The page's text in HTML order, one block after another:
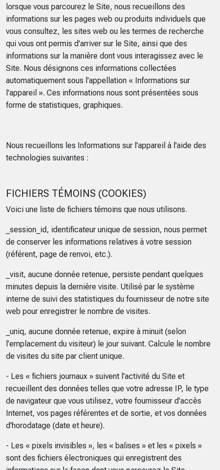
lorsque vous parcourez le Site, nous recueillons des
informations sur les pages web ou produits individuels que
vous consultez, les sites web ou les termes de recherche
qui vous ont permis d'arriver sur le Site, ainsi que des
informations sur la manière dont vous interagissez avec le
Site. Nous désignons ces informations collectées
automatiquement sous l'appellation « Informations sur
l'appareil ». Ces informations nous sont présentées sous
forme de statistiques, graphiques.
Nous recueillons les Informations sur l'appareil à l'aide des
technologies suivantes :
FICHIERS TÉMOINS (COOKIES)
Voici une liste de fichiers témoins que nous utilisons.
_session_id, identificateur unique de session, nous permet
de conserver les informations relatives à votre session
(référent, page de renvoi, etc.).
_visit, aucune donnée retenue, persiste pendant quelques
minutes depuis la dernière visite. Utilisé par le système
interne de suivi des statistiques du fournisseur de notre site
web pour enregistrer le nombre de visites.
_uniq, aucune donnée retenue, expire à minuit (selon
l’emplacement du visiteur) le jour suivant. Calcule le nombre
de visites du site par client unique.
- Les « fichiers journaux » suivent l'activité du Site et
recueillent des données telles que votre adresse IP, le type
de navigateur que vous utilisez, votre fournisseur d'accès
Internet, vos pages référentes et de sortie, et vos données
d'horodatage (date et heure).
- Les « pixels invisibles », les « balises » et les « pixels »
sont des fichiers électroniques qui enregistrent des